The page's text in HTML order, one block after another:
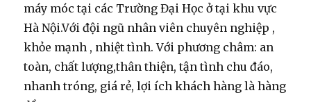
máy móc tại các Trường Đại Học ở tại khu vực
Hà Nội.Với đội ngũ nhân viên chuyên nghiệp ,
khỏe mạnh , nhiệt tình. Với phương châm: an
toàn, chất lượng,thân thiện, tận tình chu đáo,
nhanh tróng, giá rẻ, lợi ích khách hàng là hàng